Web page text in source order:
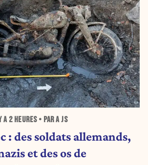
A2 HEURES• PAR A JS
: des soldats allemands,
et des os de